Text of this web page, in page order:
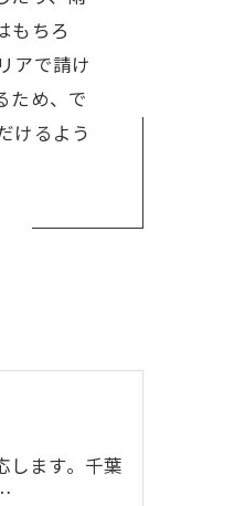
もちろ
アで請け
ため、で
けるよう
します。千葉